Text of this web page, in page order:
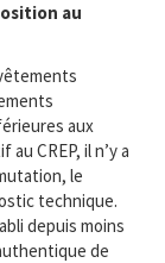
au
aux
CREP, il n’y a
le
technique.
depuis moins
de